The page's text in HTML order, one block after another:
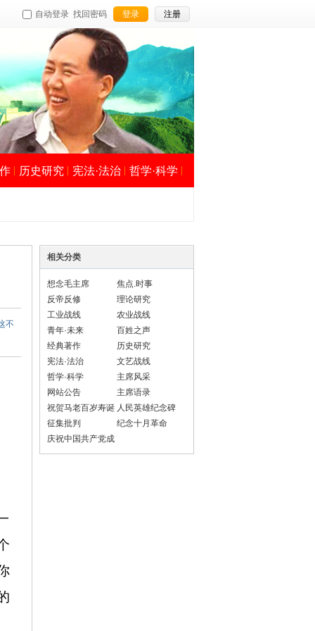
自动登录 找回密码 登录 注册
历史研究 宪法·法治 哲学·科学
不
相关分类
想念毛主席
焦点.时事
反帝反修
理论研究
工业战线
农业战线
青年·未来
百姓之声
经典著作
历史研究
宪法·法治
文艺战线
哲学·科学
主席风采
网站公告
主席语录
祝贺马老百岁寿诞 人民英雄纪念碑
征集批判
纪念十月革命
庆祝中国共产党成
立100周年